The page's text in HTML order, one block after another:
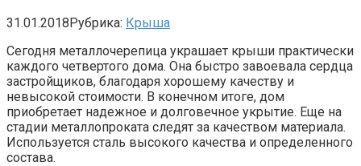
31.01.2018Рубрика: Крыша
Сегодня металлочерепица украшает крыши практически
каждого четвертого дома. Она быстро завоевала сердца
застройщиков, благодаря хорошему качеству и
невысокой стоимости. В конечном итоге, дом
приобретает надежное и долговечное укрытие. Еще на
стадии металлопроката следят за качеством материала.
Используется сталь высокого качества и определенного
состава.